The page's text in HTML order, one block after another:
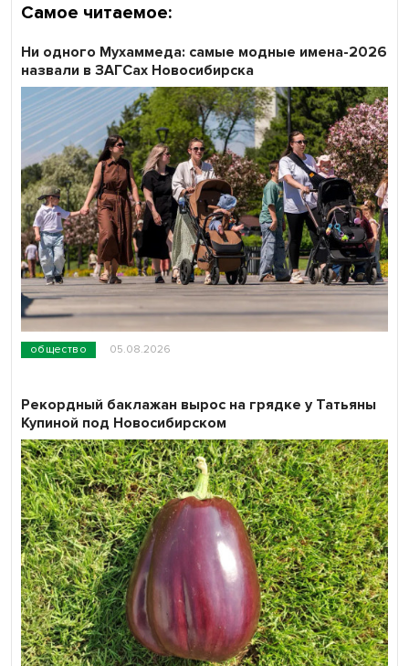
Самое читаемое:
общество 05.08.2026
Ни одного Мухаммеда: самые модные имена-2026
назвали в ЗАГСах Новосибирска
Рекордный баклажан вырос на грядке у Татьяны
Купиной под Новосибирском